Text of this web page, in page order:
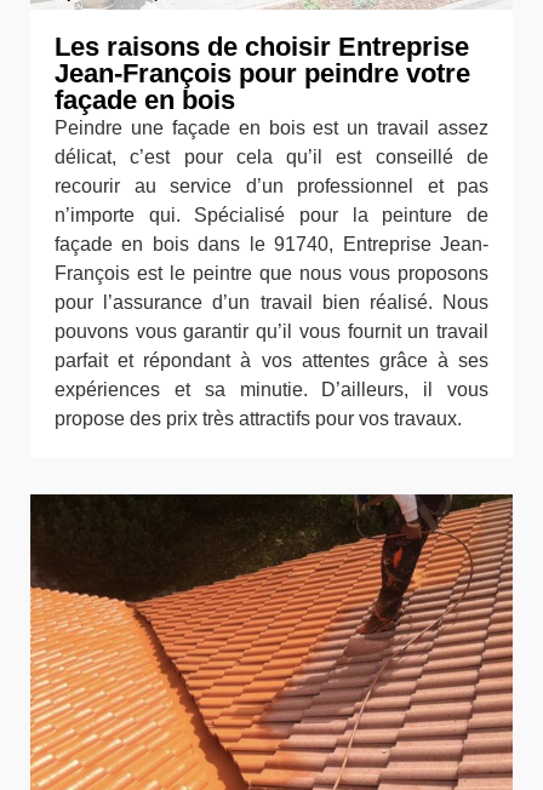
Les raisons de choisir Entreprise
Jean-François pour peindre votre
façade en bois
Peindre une façade en bois est un travail assez
délicat, c’est pour cela qu’il est conseillé de
recourir au service d’un professionnel et pas
n’importe qui. Spécialisé pour la peinture de
façade en bois dans le 91740, Entreprise Jean-
François est le peintre que nous vous proposons
pour l’assurance d’un travail bien réalisé. Nous
pouvons vous garantir qu’il vous fournit un travail
parfait et répondant à vos attentes grâce à ses
expériences et sa minutie. D’ailleurs, il vous
propose des prix très attractifs pour vos travaux.